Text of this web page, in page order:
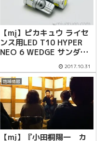
【mį】ピカキュウ ライセ
ンス用LED T10 HYPER
NEO 6 WEDGE サンダー
2017.10.31
地域情報
【mį】『小田桐陽一 カ